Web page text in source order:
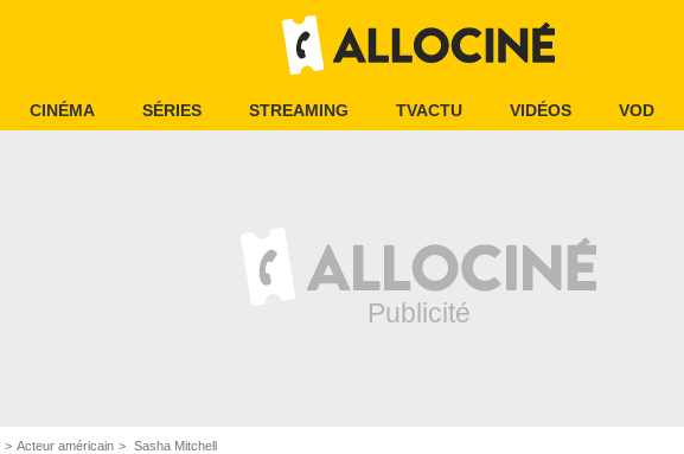
CINÉMA SÉRIES STREAMING TVACTU VIDÉOS VOD
Acteur américain Sasha Mitchell